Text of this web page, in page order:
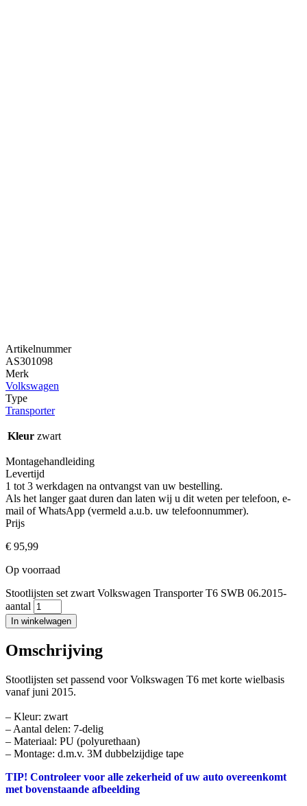
Artikelnummer
AS301098
Merk
Volkswagen
Type
Transporter
Kleur zwart
Montagehandleiding
Levertijd
1 tot 3 werkdagen na ontvangst van uw bestelling.
Als het langer gaat duren dan laten wij u dit weten per telefoon, e-
mail of WhatsApp (vermeld a.u.b. uw telefoonnummer).
Prijs
€ 95,99
Op voorraad
Stootlijsten set zwart Volkswagen Transporter T6 SWB 06.2015-
aantal
In winkelwagen
Omschrijving
Stootlijsten set passend voor Volkswagen T6 met korte wielbasis
vanaf juni 2015.
– Kleur: zwart
– Aantal delen: 7-delig
– Materiaal: PU (polyurethaan)
– Montage: d.m.v. 3M dubbelzijdige tape
TIP! Controleer voor alle zekerheid of uw auto overeenkomt
met bovenstaande afbeelding